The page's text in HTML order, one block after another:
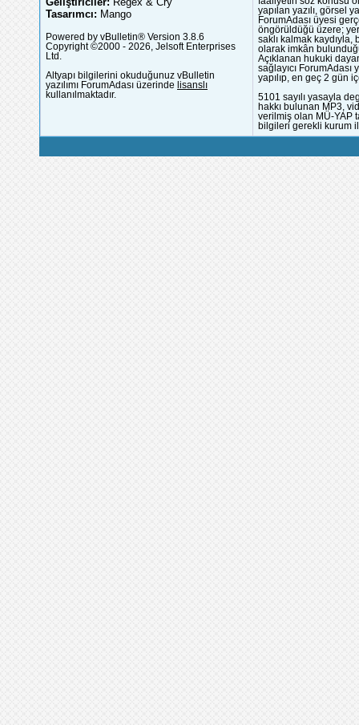
Tasarımcı: Mango
Powered by vBulletin® Version 3.8.6
Copyright ©2000 - 2026, Jelsoft Enterprises
Ltd.
Altyapı bilgilerini okuduğunuz vBulletin
yazılımı ForumAdası üzerinde lisanslı
kullanılmaktadır.
yapılan yazılı, görsel
ForumAdası üyesi
öngörüldüğü üzere;
saklı kalmak
olarak imkân
Açıklanan hukuki
sağlayıcı
yapılıp, en geç 2 gün
5101 sayılı yasayla
hakkı bulunan MP3,
verilmiş olan MÜ-YAP
bilgileri gerekli kurum